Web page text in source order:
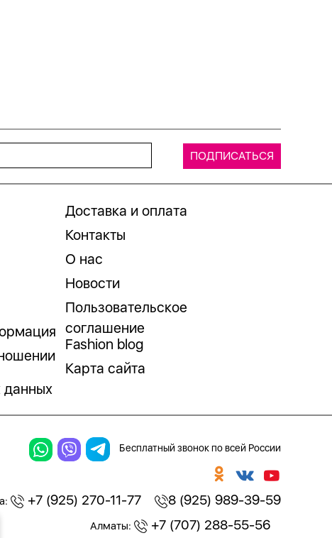
данных
Доставка и оплата
Контакты
О нас
Новости
Пользовательское
соглашение
Fashion blog
Карта сайта
Бесплатный звонок по всей России
+7 (925) 270-11-77 8 (925) 989-39-59
Алматы: +7 (707) 288-55-56